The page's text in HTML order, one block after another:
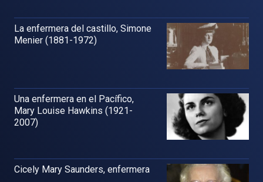
La enfermera del castillo, Simone
Menier (1881-1972)
Una enfermera en el Pacífico,
Mary Louise Hawkins (1921-
2007)
Cicely Mary Saunders, enfermera